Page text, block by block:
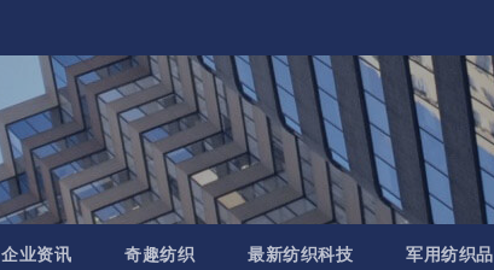
企业资讯 奇趣纺织 最新纺织科技 军用纺织品